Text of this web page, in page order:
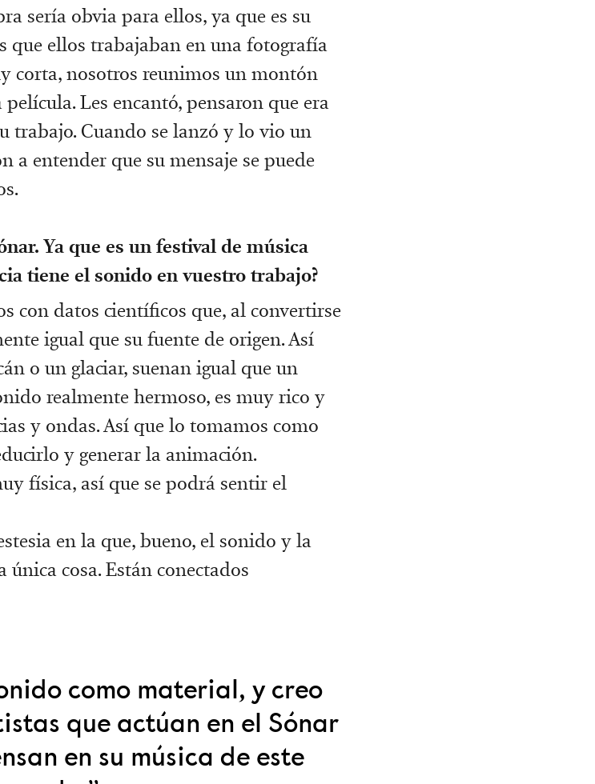
sería obvia para ellos, ya que es su
que ellos trabajaban en una fotografía
corta, nosotros reunimos un montón
Les encantó, pensaron que era
trabajo. Cuando se lanzó y lo vio un
a entender que su mensaje se puede
Ya que es un festival de música
tiene el sonido en vuestro trabajo?
con datos científicos que, al convertirse
igual que su fuente de origen. Así
o un glaciar, suenan igual que un
realmente hermoso, es muy rico y
y ondas. Así que lo tomamos como
y generar la animación.
física, así que se podrá sentir el
en la que, bueno, el sonido y la
cosa. Están conectados
como material, y creo
que actúan en el Sónar
en su música de este